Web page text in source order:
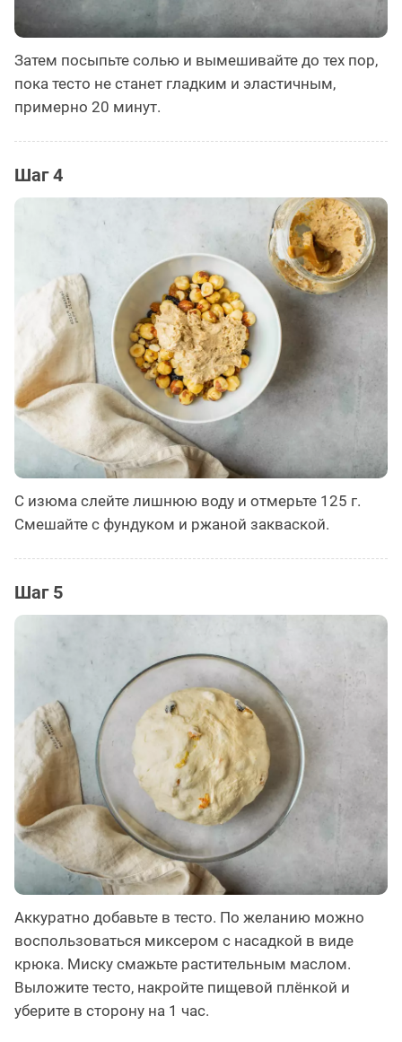
Затем посыпьте солью и вымешивайте до тех пор,
пока тесто не станет гладким и эластичным,
примерно 20 минут. ⠀
Шаг 4
С изюма слейте лишнюю воду и отмерьте 125 г.
Смешайте с фундуком и ржаной закваской. ⠀
Шаг 5
Аккуратно добавьте в тесто. По желанию можно
воспользоваться миксером с насадкой в виде
крюка. Миску смажьте растительным маслом.
Выложите тесто, накройте пищевой плёнкой и
уберите в сторону на 1 час. ⠀